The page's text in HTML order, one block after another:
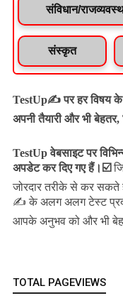
संविधान/
संस्कृत
TestUp✍️ पर हर विषय
अपनी तैयारी और भी
TestUp वेबसाइट पर
अपडेट कर दिए गए हैं। ☑️
जोरदार तरीके से कर
✍️ के अलग अलग टेस्ट
आपके अनुभव को और भी
TOTAL PAGEVIEWS